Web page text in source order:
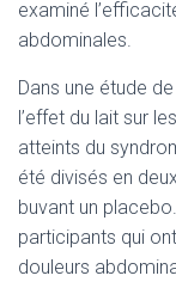
examiné
abdominales.
Dans une étude
l’effet du lait sur
atteints du
été divisés en
buvant un
participants qui
douleurs